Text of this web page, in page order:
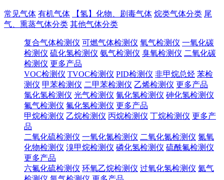
常见气体 有机气体 【氢】化物、剧毒气体 烷类气体分类 尾
气、熏蒸气体分类 其他气体分类
复合气体检测仪 可燃气体检测仪 氧气检测仪 一氧化碳
检测仪 硫化氢检测仪 氨气检测仪 臭氧检测仪 二氧化碳
检测仪 更多产品
VOC检测仪 TVOC检测仪 PID检测仪 非甲烷总烃 苯检
测仪 甲苯检测仪 二甲苯检测仪 乙烯检测仪 更多产品
氯化氢检测仪 光气检测仪 氰化氢检测仪 砷化氢检测仪
氟气检测仪 氟化氢检测仪 更多产品
甲烷检测仪 乙烷检测仪 丙烷检测仪 丁烷检测仪 更多产
品
二氧化硫检测仪 一氧化氮检测仪 二氧化氮检测仪 氮氧
化物检测仪 溴甲烷检测仪 磷化氢检测仪 硫酰氟检测仪
更多产品
六氟化硫检测仪 环氧乙烷检测仪 过氧化氢检测仪 氦气